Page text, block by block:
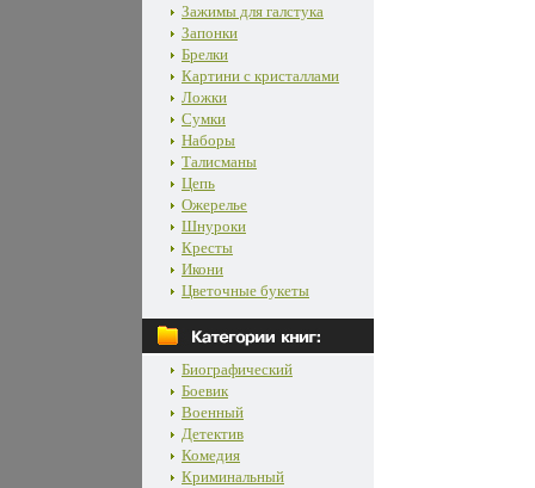
Зажимы для галстука
Запонки
Брелки
Картини с кристаллами
Ложки
Сумки
Наборы
Талисманы
Цепь
Ожерелье
Шнуроки
Кресты
Икони
Цветочные букеты
Биографический
Боевик
Военный
Детектив
Комедия
Криминальный